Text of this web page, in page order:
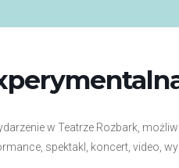
w Teatrze Rozbark,
spektakl, koncert, video,